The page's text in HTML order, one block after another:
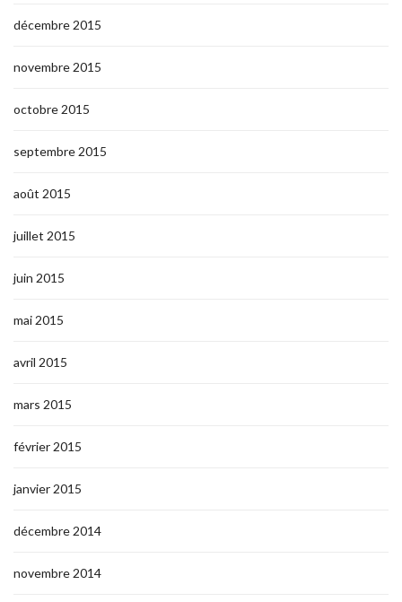
décembre 2015
novembre 2015
octobre 2015
septembre 2015
août 2015
juillet 2015
juin 2015
mai 2015
avril 2015
mars 2015
février 2015
janvier 2015
décembre 2014
novembre 2014